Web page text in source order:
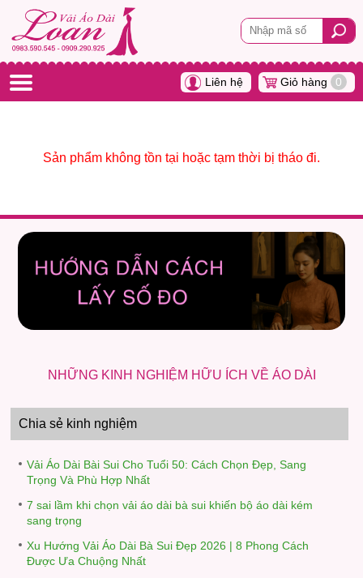
Liên hệ Giỏ hàng 0
Sản phẩm không tồn tại hoặc tạm thời bị tháo đi.
NHỮNG KINH NGHIỆM HỮU ÍCH VỀ ÁO DÀI
Chia sẻ kinh nghiệm
Vải Áo Dài Bài Sui Cho Tuổi 50: Cách Chọn Đẹp, Sang
Trọng Và Phù Hợp Nhất
7 sai lầm khi chọn vải áo dài bà sui khiến bộ áo dài kém
sang trọng
Xu Hướng Vải Áo Dài Bà Sui Đẹp 2026 | 8 Phong Cách
Được Ưa Chuộng Nhất